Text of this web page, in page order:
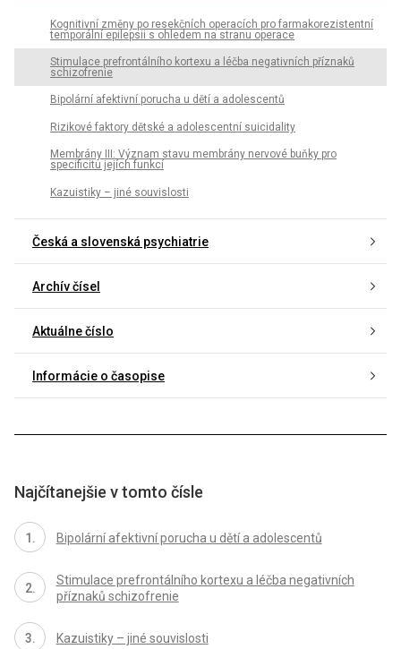
Kognitivní změny po resekčních operacích pro farmakorezistentní
temporální epilepsii s ohledem na stranu operace
Stimulace prefrontálního kortexu a léčba negativních příznaků
schizofrenie
Bipolární afektivní porucha u dětí a adolescentů
Rizikové faktory dětské a adolescentní suicidality
Membrány III: Význam stavu membrány nervové buňky pro
specificitu jejích funkcí
Kazuistiky – jiné souvislosti
Česká a slovenská psychiatrie
Archív čísel
Aktuálne číslo
Informácie o časopise
Najčítanejšie v tomto čísle
Bipolární afektivní porucha u dětí a adolescentů
Stimulace prefrontálního kortexu a léčba negativních
příznaků schizofrenie
Kazuistiky – jiné souvislosti